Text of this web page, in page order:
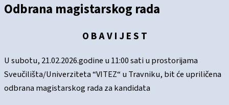
Odbrana magistarskog rada
O B A V I J E S T
U subotu, 21.02.2026.godine u 11:00 sati u prostorijama
Sveučilišta/Univerziteta “VITEZ“ u Travniku, bit će upriličena
odbrana magistarskog rada za kandidata